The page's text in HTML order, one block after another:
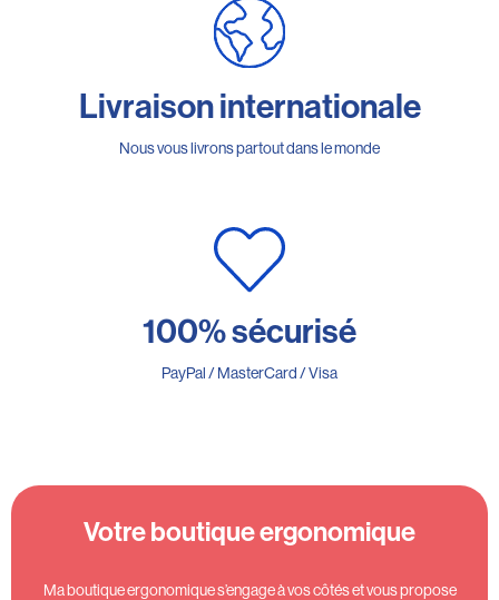
Livraison internationale
Nous vous livrons partout dans le monde
100% sécurisé
PayPal / MasterCard / Visa
Votre boutique ergonomique
Ma boutique ergonomique s’engage à vos côtés et vous propose